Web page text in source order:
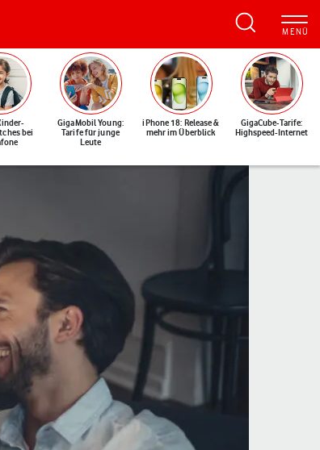
bei
GigaMobil Young:
Tarife für junge
Leute
iPhone 18: Release &
mehr im Überblick
GigaCube-Tarife:
Highspeed-Internet